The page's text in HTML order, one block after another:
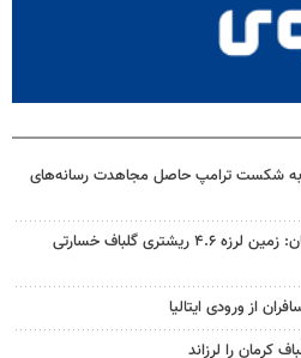
به شکست ترامپ حاصل مجاهدت رسانه‌های
مدیرعامل هلال احمر کرمان: زمین لرزه ۴.۶ ریشتری گلباف خسارتی
از ورودی ایتالیا